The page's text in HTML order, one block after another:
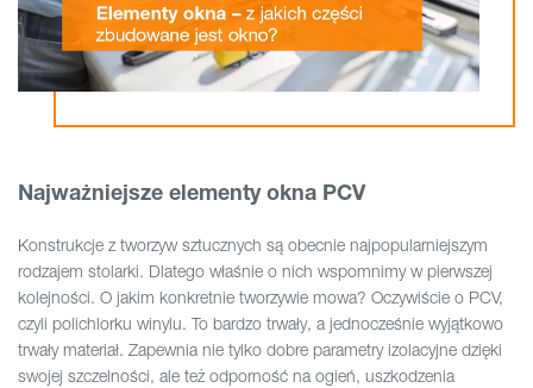
Najważniejsze elementy okna PCV
Konstrukcje z tworzyw sztucznych są obecnie najpopularniejszym
rodzajem stolarki. Dlatego właśnie o nich wspomnimy w pierwszej
kolejności. O jakim konkretnie tworzywie mowa? Oczywiście o PCV,
czyli polichlorku winylu. To bardzo trwały, a jednocześnie wyjątkowo
trwały materiał. Zapewnia nie tylko dobre parametry izolacyjne dzięki
swojej szczelności, ale też odporność na ogień, uszkodzenia